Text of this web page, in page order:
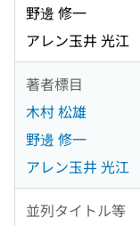
野邊 修一
アレン玉井 光江
著者標目
木村 松雄
野邊 修一
アレン玉井 光江
並列タイトル等